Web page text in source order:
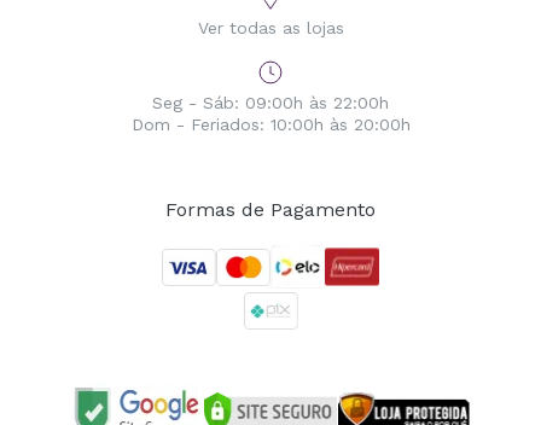
Ver todas as lojas
Seg - Sáb: 09:00h às 22:00h
Dom - Feriados: 10:00h às 20:00h
Formas de Pagamento